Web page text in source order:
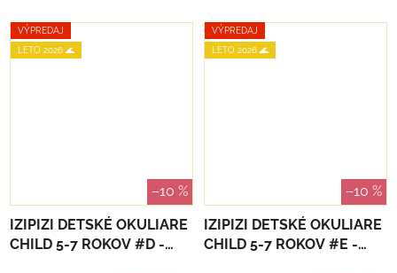
VÝPREDAJ
LETO 2026 🌊
–10 %
IZIPIZI DETSKÉ OKULIARE
CHILD 5-7 ROKOV #D -
VÝPREDAJ
LETO 2026 🌊
–10 %
IZIPIZI DETSKÉ OKULIARE
CHILD 5-7 ROKOV #E -